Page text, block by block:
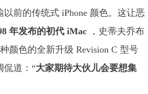
前的传统式 iPhone 颜色。这让恶
年发布的初代 iMac
，史蒂夫乔布
颜色的全新升级 Revision C 型号
侃道：“大家期待大伙儿会要想集